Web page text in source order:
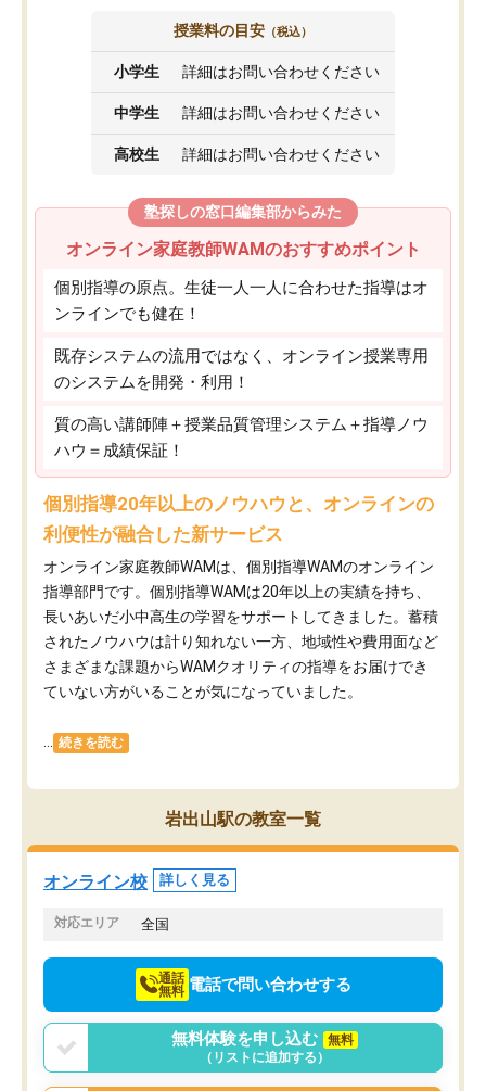
授業料の目安 （税込）
小学生 詳細はお問い合わせください
中学生 詳細はお問い合わせください
高校生 詳細はお問い合わせください
塾探しの窓口編集部からみた
オンライン家庭教師WAMのおすすめポイント
個別指導の原点。生徒一人一人に合わせた指導はオ
ンラインでも健在！
既存システムの流用ではなく、オンライン授業専用
のシステムを開発・利用！
質の高い講師陣＋授業品質管理システム＋指導ノウ
ハウ＝成績保証！
個別指導20年以上のノウハウと、オンラインの
利便性が融合した新サービス
オンライン家庭教師WAMは、個別指導WAMのオンライン
指導部門です。個別指導WAMは20年以上の実績を持ち、
長いあいだ小中高生の学習をサポートしてきました。蓄積
されたノウハウは計り知れない一方、地域性や費用面など
さまざまな課題からWAMクオリティの指導をお届けでき
ていない方がいることが気になっていました。
... 続きを読む
岩出山駅の教室一覧
オンライン校 詳しく見る
対応エリア 全国
通話
無料 電話で問い合わせする
無料体験を申し込む
無料
（リストに追加する）